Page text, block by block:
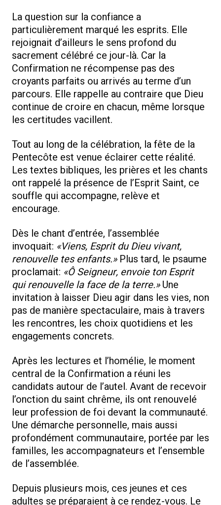
La question sur la confiance a
particulièrement marqué les esprits. Elle
rejoignait d’ailleurs le sens profond du
sacrement célébré ce jour-là. Car la
Confirmation ne récompense pas des
croyants parfaits ou arrivés au terme d’un
parcours. Elle rappelle au contraire que Dieu
continue de croire en chacun, même lorsque
les certitudes vacillent.
Tout au long de la célébration, la fête de la
Pentecôte est venue éclairer cette réalité.
Les textes bibliques, les prières et les chants
ont rappelé la présence de l’Esprit Saint, ce
souffle qui accompagne, relève et
encourage.
Dès le chant d’entrée, l’assemblée
invoquait: «Viens, Esprit du Dieu vivant,
renouvelle tes enfants.»Plus tard, le psaume
proclamait: «Ô Seigneur, envoie ton Esprit
qui renouvelle la face de la terre.»Une
invitation à laisser Dieu agir dans les vies, non
pas de manière spectaculaire, mais à travers
les rencontres, les choix quotidiens et les
engagements concrets.
Après les lectures et l’homélie, le moment
central de la Confirmation a réuni les
candidats autour de l’autel. Avant de recevoir
l’onction du saint chrême, ils ont renouvelé
leur profession de foi devant la communauté.
Une démarche personnelle, mais aussi
profondément communautaire, portée par les
familles, les accompagnateurs et l’ensemble
de l’assemblée.
Depuis plusieurs mois, ces jeunes et ces
adultes se préparaient à ce rendez-vous. Le